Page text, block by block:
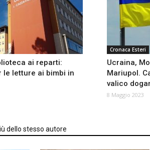
ai reparti:
letture ai bimbi in
Cronaca Esteri
Ucraina,
Mariupol.
valico
8 Maggio 2023
dello stesso autore